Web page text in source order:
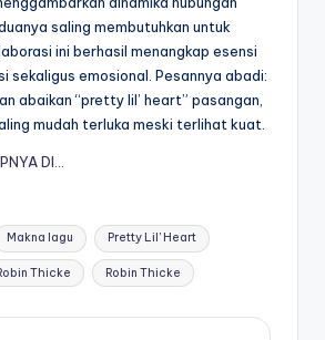
saling membutuhkan untuk
ini berhasil menangkap esensi
sekaligus emosional. Pesannya abadi:
abaikan “pretty lil’ heart” pasangan,
mudah terluka meski terlihat kuat.
DI…
Makna lagu Pretty Lil' Heart
Thicke Robin Thicke